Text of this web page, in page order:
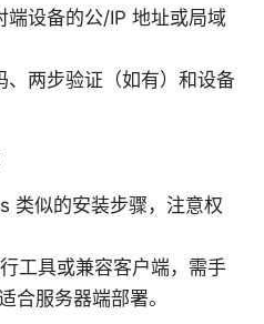
端设备的公/IP 地址或局域
、两步验证（如有）和设备
类似的安装步骤，注意权
工具或兼容客户端，需手
合服务器端部署。